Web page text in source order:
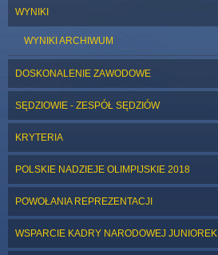
WYNIKI
WYNIKI ARCHIWUM
DOSKONALENIE ZAWODOWE
SĘDZIOWIE - ZESPÓŁ SĘDZIÓW
KRYTERIA
POLSKIE NADZIEJE OLIMPIJSKIE 2018
POWOŁANIA REPREZENTACJI
WSPARCIE KADRY NARODOWEJ JUNIOREK